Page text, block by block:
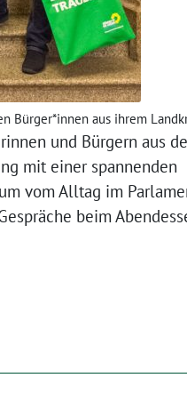
Bürger*innen aus ihrem
und Bürgern aus
mit einer spannenden
vom Alltag im
beim